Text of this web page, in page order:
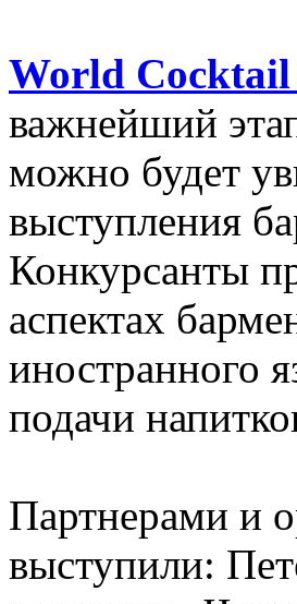
World
важнейший
можно будет
выступления
Конкурсанты
аспектах
иностранного
подачи
Партнерами и
выступили: